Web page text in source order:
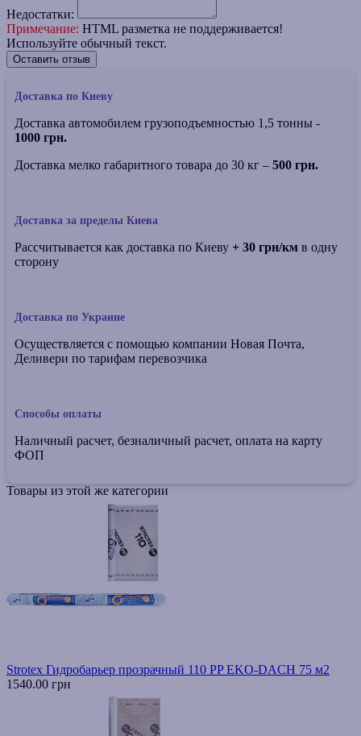
Недостатки:
Примечание: HTML разметка не поддерживается!
Используйте обычный текст.
Оставить отзыв
Доставка по Киеву
Доставка автомобилем грузоподъемностью 1,5 тонны -
1000 грн.
Доставка мелко габаритного товара до 30 кг – 500 грн.
Доставка за пределы Киева
Рассчитывается как доставка по Киеву + 30 грн/км в одну
сторону
Доставка по Украине
Осуществляется с помощью компании Новая Почта,
Деливери по тарифам перевозчика
Способы оплаты
Наличный расчет, безналичный расчет, оплата на карту
ФОП
Товары из этой же категории
Strotex Гидробарьер прозрачный 110 PP EKO-DACH 75 м2
1540.00 грн